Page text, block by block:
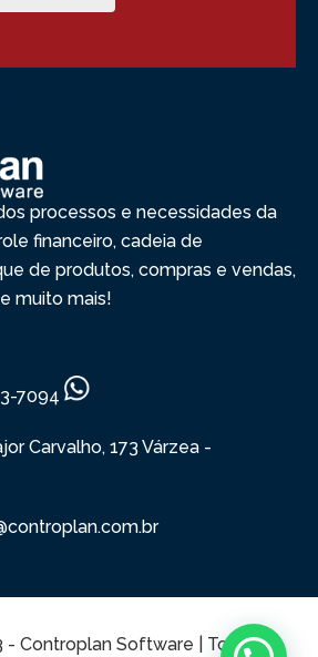
processos e necessidades da
financeiro, cadeia de
de produtos, compras e vendas,
muito mais!
7094
Carvalho, 173 Várzea -
Controplan Software | Todos os